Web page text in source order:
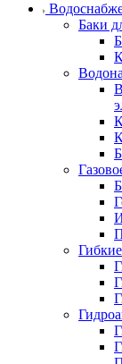
Баки